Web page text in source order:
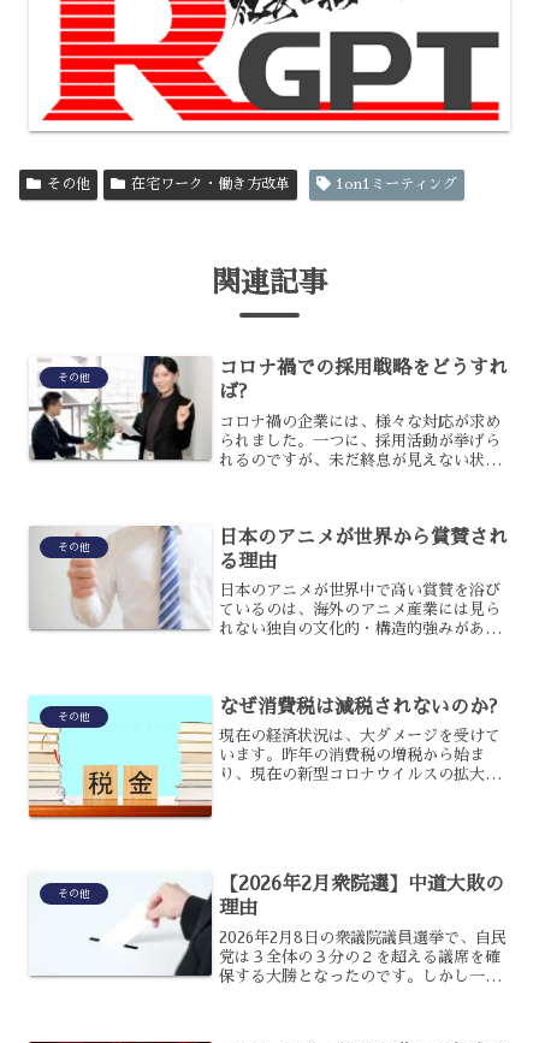
その他 在宅ワーク・働き方改革 1on1ミーティング
関連記事
その他
コロナ禍での採用戦略をどうすれ
ば?
コロナ禍の企業には、様々な対応が求め
られました。一つに、採用活動が挙げら
れるのですが、未だ終息が見えない状況
でしょう。現状を打破した...
その他
日本のアニメが世界から賞賛され
る理由
日本のアニメが世界中で高い賞賛を浴び
ているのは、海外のアニメ産業には見ら
れない独自の文化的・構造的強みがある
日本のアニメが世界から称...
その他 なぜ消費税は減税されないのか?
現在の経済状況は、大ダメージを受けて
います。昨年の消費税の増税から始ま
り、現在の新型コロナウイルスの拡大
その他
【2026年2月衆院選】中道大敗の
理由
2026年2月8日の衆議院議員選挙で、自民
党は３全体の３分の２を超える議席を確
保する大勝となったのです。しかし一方